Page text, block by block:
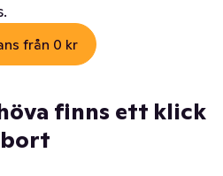
från 0 kr
finns ett klick
bort